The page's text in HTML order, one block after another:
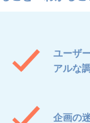
ユーザ
アルな
企画の